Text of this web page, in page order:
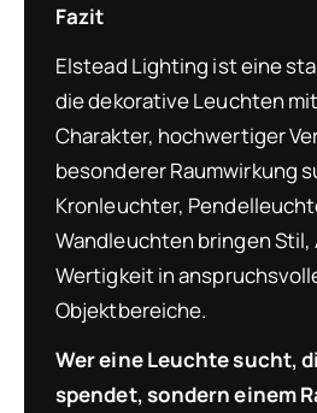
Fazit
Elstead Lighting ist eine
die dekorative Leuchten
Charakter, hochwertiger
besonderer Raumwirkung
Kronleuchter,
Wandleuchten bringen
Wertigkeit in
Objektbereiche.
Wer eine Leuchte sucht,
spendet, sondern einem